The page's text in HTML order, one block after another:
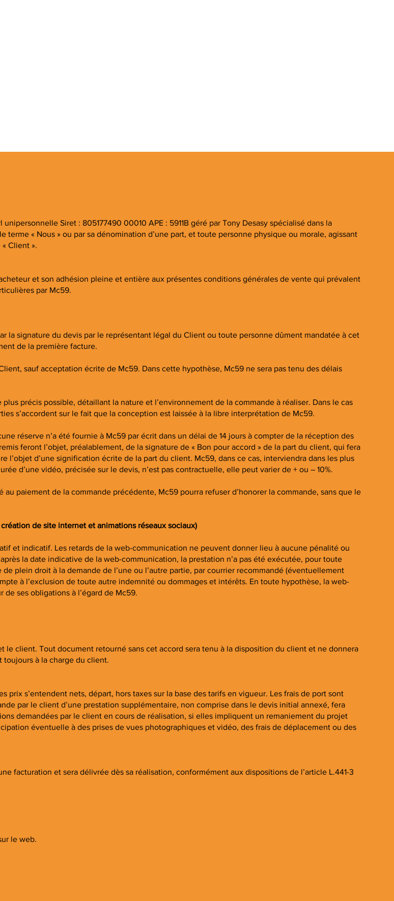
Siret : 805177490 00010 APE : 5911B géré par Tony Desasy spécialisé dans la
« Nous » ou par sa dénomination d’une part, et toute personne physique ou morale, agissant
Client ».
et son adhésion pleine et entière aux présentes conditions générales de vente qui prévalent
par Mc59.
la signature du devis par le représentant légal du Client ou toute personne dûment mandatée à cet
de la première facture.
sauf acceptation écrite de Mc59. Dans cette hypothèse, Mc59 ne sera pas tenu des délais
précis possible, détaillant la nature et l’environnement de la commande à réaliser. Dans le cas
s’accordent sur le fait que la conception est laissée à la libre interprétation de Mc59.
réserve n’a été fournie à Mc59 par écrit dans un délai de 14 jours à compter de la réception des
feront l’objet, préalablement, de la signature de « Bon pour accord » de la part du client, qui fera
l’objet d’une signification écrite de la part du client. Mc59, dans ce cas, interviendra dans les plus
d’une vidéo, précisée sur le devis, n’est pas contractuelle, elle peut varier de + ou – 10%.
paiement de la commande précédente, Mc59 pourra refuser d’honorer la commande, sans que le
de site internet et animations réseaux sociaux)
et indicatif. Les retards de la web-communication ne peuvent donner lieu à aucune pénalité ou
la date indicative de la web-communication, la prestation n’a pas été exécutée, pour toute
plein droit à la demande de l’une ou l’autre partie, par courrier recommandé (éventuellement
à l’exclusion de toute autre indemnité ou dommages et intérêts. En toute hypothèse, la web-
ses obligations à l’égard de Mc59.
le client. Tout document retourné sans cet accord sera tenu à la disposition du client et ne donnera
toujours à la charge du client.
prix s’entendent nets, départ, hors taxes sur la base des tarifs en vigueur. Les frais de port sont
par le client d’une prestation supplémentaire, non comprise dans le devis initial annexé, fera
demandées par le client en cours de réalisation, si elles impliquent un remaniement du projet
éventuelle à des prises de vues photographiques et vidéo, des frais de déplacement ou des
facturation et sera délivrée dès sa réalisation, conformément aux dispositions de l’article L.441-3
le web.